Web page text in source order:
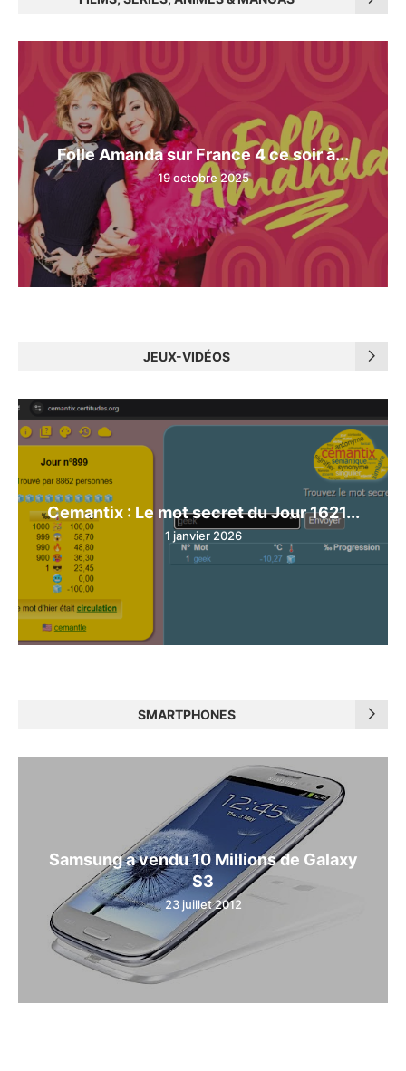
Folle Amanda sur France 4 ce soir à...
19 octobre 2025
JEUX-VIDÉOS
Cemantix : Le mot secret du Jour 1621...
1 janvier 2026
SMARTPHONES
Samsung a vendu 10 Millions de Galaxy
S3
23 juillet 2012